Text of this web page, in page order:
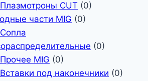
Плазмотроны CUT (0)
части MIG (0)
Сопла
(0)
Прочее MIG (0)
Вставки под наконечники (0)